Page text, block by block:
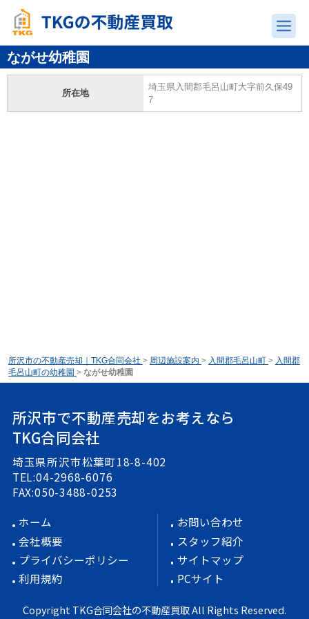
ながせ幼稚園
所在地
埼玉県入間郡毛呂山町大字前久保49
7
所沢市の不動産売却｜TKG合同会社 > 周辺施設案内 > 入間郡毛呂山町 > 入間郡
毛呂山町の幼稚園 > ながせ幼稚園
所沢市で不動産売却をお考えなら
TKG合同会社
埼玉県所沢市松葉町18-8-402
TEL:04-2968-6076
FAX:050-3488-0253
ホーム
会社概要
プライバシーポリシー
利用規約
お問い合わせ
スタッフ紹介
サイトマップ
PCサイト
Copyright TKG合同会社の不動産買取 All Rights Reserved.